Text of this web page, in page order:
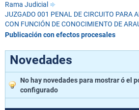
Rama Judicial
JUZGADO 001 PENAL DE CIRCUITO PARA
CON FUNCIÓN DE CONOCIMIENTO DE
Publicación con efectos procesales
Novedades
No hay novedades para mostrar ó el
configurado